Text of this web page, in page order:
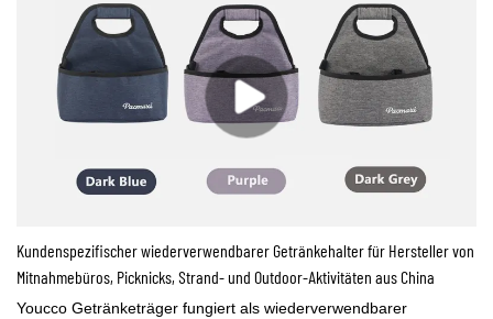
Kundenspezifischer wiederverwendbarer Getränkehalter für Hersteller von
Mitnahmebüros, Picknicks, Strand- und Outdoor-Aktivitäten aus China
Youcco Getränketräger fungiert als wiederverwendbarer